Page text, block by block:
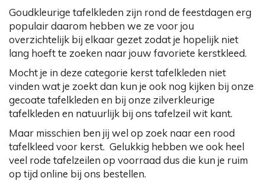
Goudkleurige tafelkleden zijn rond de feestdagen erg
populair daarom hebben we ze voor jou
overzichtelijk bij elkaar gezet zodat je hopelijk niet
lang hoeft te zoeken naar jouw favoriete kerstkleed.
Mocht je in deze categorie kerst tafelkleden niet
vinden wat je zoekt dan kun je ook nog kijken bij onze
gecoate tafelkleden en bij onze zilverkleurige
tafelkleden en natuurlijk bij ons tafelzeil wit kant.
Maar misschien ben jij wel op zoek naar een rood
tafelkleed voor kerst. Gelukkig hebben we ook heel
veel rode tafelzeilen op voorraad dus die kun je ruim
op tijd online bij ons bestellen.